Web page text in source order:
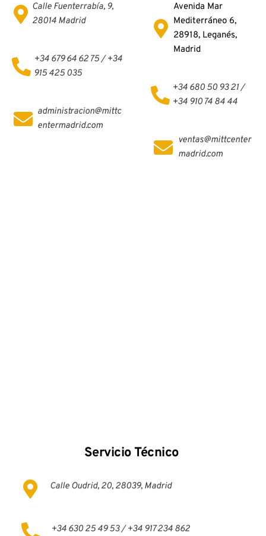
Calle Fuenterrabía, 9,
28014 Madrid
+34 679 64 62 75 / +34
915 425 035
administracion@mittc
entermadrid.com
Avenida Mar
Mediterráneo 6,
28918, Leganés,
Madrid
+34 680 50 93 21 /
+34 910 74 84 44
ventas@mittcenter
madrid.com
Servicio Técnico
Calle Oudrid, 20, 28039, Madrid
+34 630 25 49 53 / +34 917 234 862